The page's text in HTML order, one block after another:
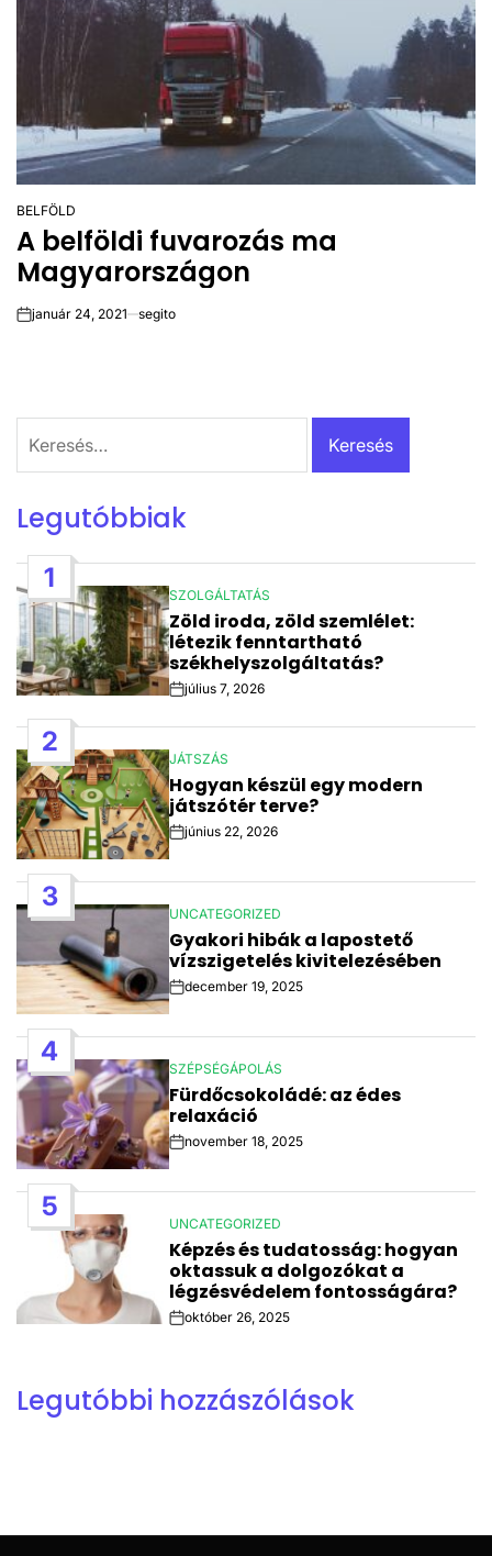
POSTED
IN
BELFÖLD
A belföldi fuvarozás ma
Magyarországon
onjanuár 24, 2021 segito
Legutóbbiak
1
POSTED
IN
SZOLGÁLTATÁS
Zöld iroda, zöld szemlélet:
létezik fenntartható
székhelyszolgáltatás?
Postjúlius 7, 2026
2
POSTED
IN
JÁTSZÁS
Hogyan készül egy modern
játszótér terve?
Post
Date
június 22, 2026
3
POSTED
IN
UNCATEGORIZED
Gyakori hibák a lapostető
vízszigetelés kivitelezésében
Post
Date
december 19, 2025
4
POSTED
IN
SZÉPSÉGÁPOLÁS
Fürdőcsokoládé: az édes
relaxáció
Post
Date
november 18, 2025
5
POSTED
IN
UNCATEGORIZED
Képzés és tudatosság: hogyan
oktassuk a dolgozókat a
légzésvédelem fontosságára?
Postoktóber 26, 2025
Legutóbbi hozzászólások